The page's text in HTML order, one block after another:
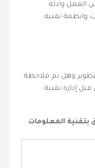
العمل وادلة
وانظمة تقنية
وهل تم ملاحظة
إدارة تقنية
المعلومات